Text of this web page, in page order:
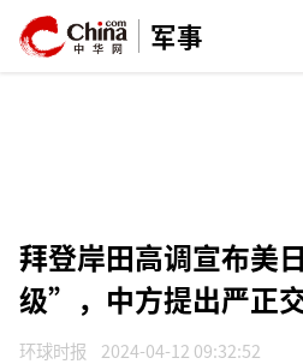
军事
拜登岸田高调宣布美
级”，中方提出严正交
环球时报 2024-04-12 09:32:52